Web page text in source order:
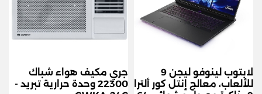
لابتوب لينوفو ليجن 9
للألعاب، معالج إنتل كور ألترا
جري مكيف هواء شباك
22300 وحدة حرارية تبريد -